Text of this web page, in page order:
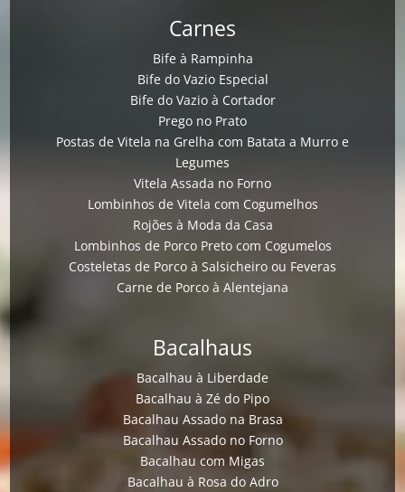
Carnes
Bife à Rampinha
Bife do Vazio Especial
Bife do Vazio à Cortador
Prego no Prato
Postas de Vitela na Grelha com Batata a Murro e
Legumes
Vitela Assada no Forno
Lombinhos de Vitela com Cogumelhos
Rojões à Moda da Casa
Lombinhos de Porco Preto com Cogumelos
Costeletas de Porco à Salsicheiro ou Feveras
Carne de Porco à Alentejana
Bacalhaus
Bacalhau à Liberdade
Bacalhau à Zé do Pipo
Bacalhau Assado na Brasa
Bacalhau Assado no Forno
Bacalhau com Migas
Bacalhau à Rosa do Adro